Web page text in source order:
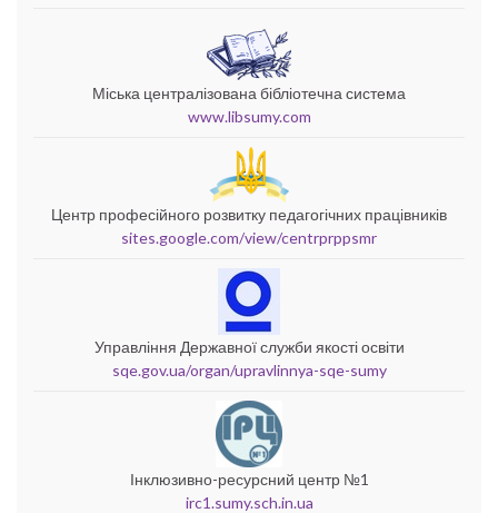
Міська централізована бібліотечна система
www.libsumy.com
Центр професійного розвитку педагогічних працівників
sites.google.com/view/centrprppsmr
Управління Державної служби якості освіти
sqe.gov.ua/organ/upravlinnya-sqe-sumy
Інклюзивно-ресурсний центр №1
irc1.sumy.sch.in.ua